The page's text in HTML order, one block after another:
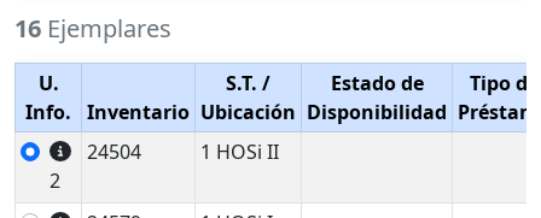
16 Ejemplares
U.
Info.
Inventario
S.T. /
Ubicación
Estado de
Disponibilidad
Tipo de
2
24504 1 HOSi II